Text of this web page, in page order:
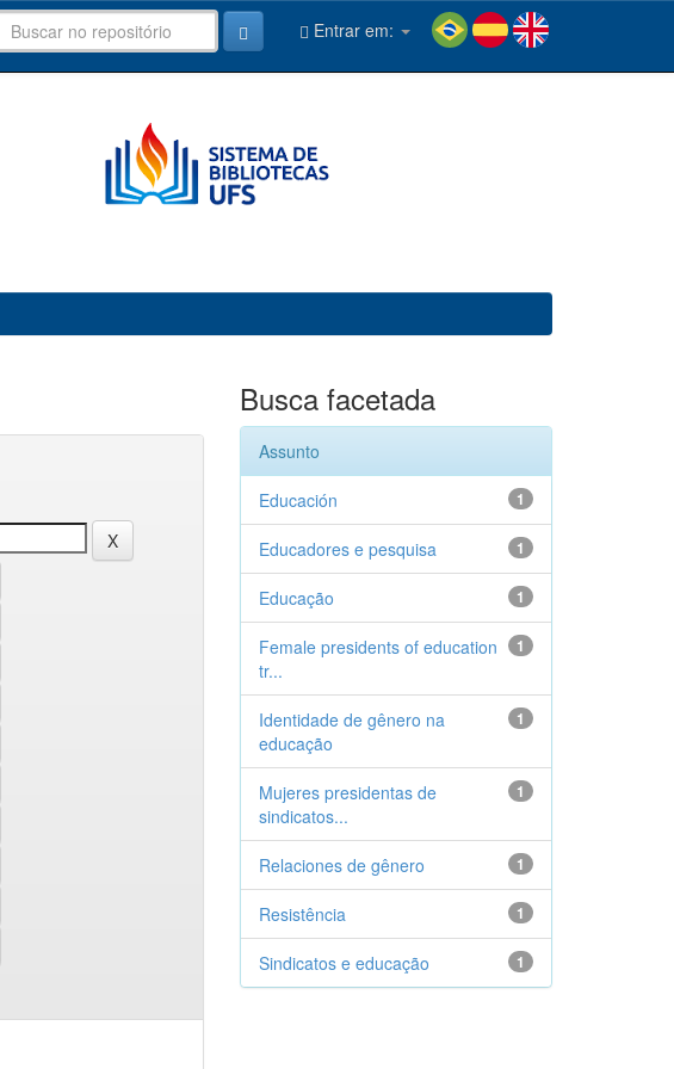
Entrar em:
Busca facetada
Assunto
1
Educación
1
Educadores e pesquisa
1
Educação
1
Female presidents of education
tr...
1
Identidade de gênero na
educação
1
Mujeres presidentas de
sindicatos...
1
Relaciones de gênero
1
Resistência
1
Sindicatos e educação